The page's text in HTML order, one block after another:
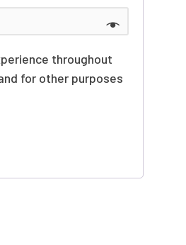
throughout
for other purposes